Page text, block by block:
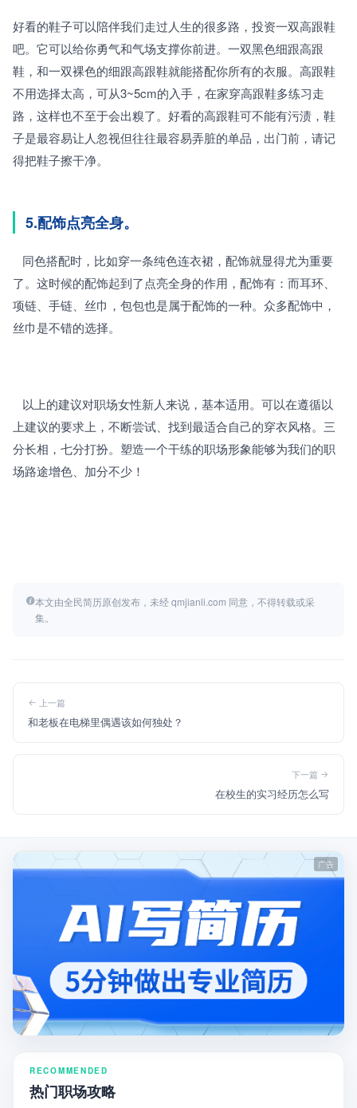
好看的鞋子可以陪伴我们走过人生的很多路，投资一双高跟鞋
吧。它可以给你勇气和气场支撑你前进。一双黑色细跟高跟
鞋，和一双裸色的细跟高跟鞋就能搭配你所有的衣服。高跟鞋
不用选择太高，可从3~5cm的入手，在家穿高跟鞋多练习走
路，这样也不至于会出糗了。好看的高跟鞋可不能有污渍，鞋
子是最容易让人忽视但往往最容易弄脏的单品，出门前，请记
得把鞋子擦干净。
5.配饰点亮全身。
了。这时候的配饰起到了点亮全身的作用，配饰有：而耳环、
项链、手链、丝巾，包包也是属于配饰的一种。众多配饰中，
丝巾是不错的选择。
上建议的要求上，不断尝试、找到最适合自己的穿衣风格。三
分长相，七分打扮。塑造一个干练的职场形象能够为我们的职
场路途增色、加分不少！
本文由全民简历原创发布，未经 qmjianli.com 同意，不得转载或采
集。
上一篇
和老板在电梯里偶遇该如何独处？
下一篇
在校生的实习经历怎么写
RECOMMENDED
热门职场攻略